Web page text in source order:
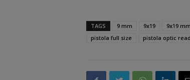
TAGS 9 mm 9x19 9x19 mm
pistola full size
pistola optic